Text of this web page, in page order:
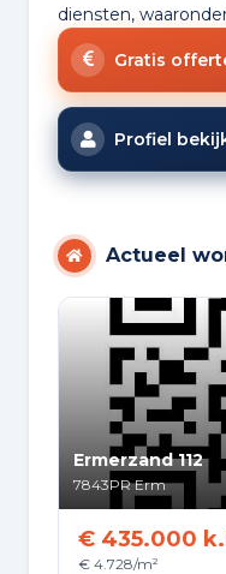
diensten,
Gratis
Profiel
Actueel
Ermerzand 112
7843PR Erm
€ 435.000
€ 4.728/m²